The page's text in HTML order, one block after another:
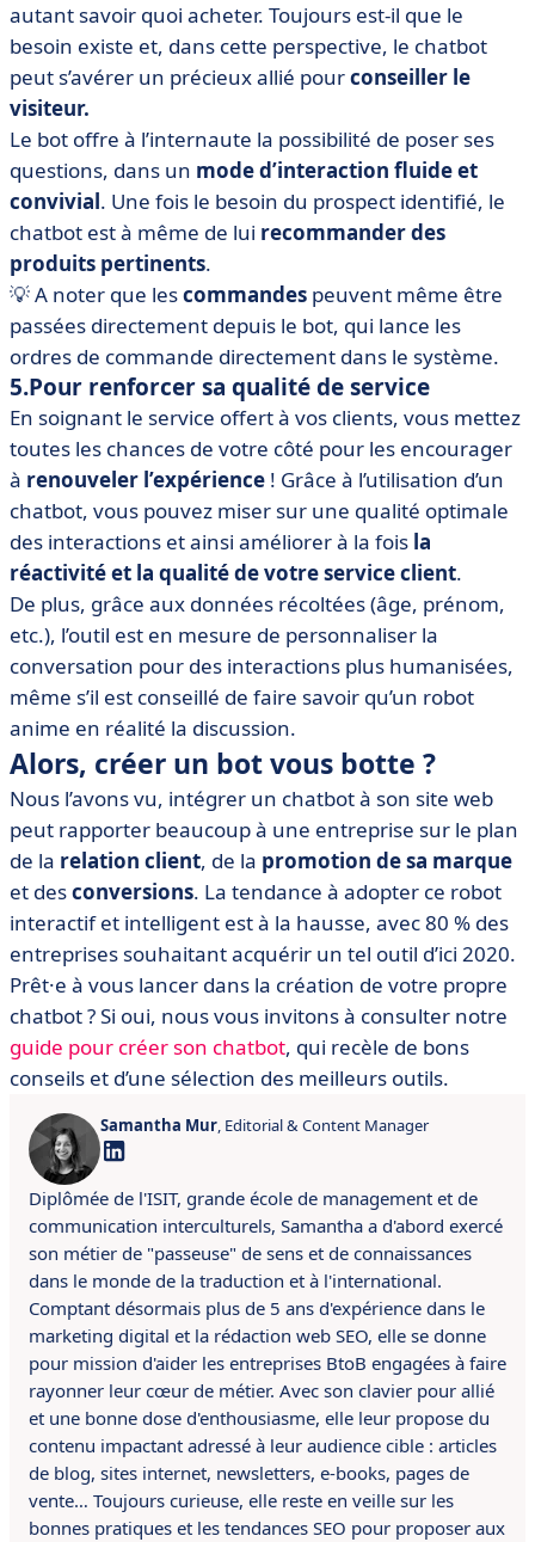
autant savoir quoi acheter. Toujours est-il que le
besoin existe et, dans cette perspective, le chatbot
peut s’avérer un précieux allié pourconseiller le
visiteur.
Le bot offre à l’internaute la possibilité de poser ses
questions, dans un mode d’interaction fluide et
convivial. Une fois le besoin du prospect identifié, le
chatbot est à même de lui recommander des
produits pertinents.
💡 A noter que lescommandes peuvent même être
passées directement depuis le bot, qui lance les
ordres de commande directement dans le système.
5.Pour renforcer sa qualité de service
En soignant le service offert à vos clients, vous mettez
toutes les chances de votre côté pour les encourager
à renouveler l’expérience ! Grâce à l’utilisation d’un
chatbot, vous pouvez miser sur une qualité optimale
des interactions et ainsi améliorer à la fois la
réactivité et la qualité de votre service client.
De plus, grâce aux données récoltées (âge, prénom,
etc.), l’outil est en mesure de personnaliser la
conversation pour des interactions plus humanisées,
même s’il est conseillé de faire savoir qu’un robot
anime en réalité la discussion.
Alors, créer un bot vous botte ?
Nous l’avons vu, intégrer un chatbot à son site web
peut rapporter beaucoup à une entreprise sur le plan
de la relation client, de la promotion de sa marque
et desconversions. La tendance à adopter ce robot
interactif et intelligent est à la hausse, avec 80 % des
entreprises souhaitant acquérir un tel outil d’ici 2020.
Prêt·e à vous lancer dans la création de votre propre
chatbot ? Si oui, nous vous invitons à consulter notre
guide pour créer son chatbot, qui recèle de bons
conseils et d’une sélection des meilleurs outils.
Samantha Mur, Editorial & Content Manager
Diplômée de l'ISIT, grande école de management et de
communication interculturels, Samantha a d'abord exercé
son métier de "passeuse" de sens et de connaissances
dans le monde de la traduction et à l'international.
Comptant désormais plus de 5 ans d'expérience dans le
marketing digital et la rédaction web SEO, elle se donne
pour mission d'aider les entreprises BtoB engagées à faire
rayonner leur cœur de métier. Avec son clavier pour allié
et une bonne dose d'enthousiasme, elle leur propose du
contenu impactant adressé à leur audience cible : articles
de blog, sites internet, newsletters, e-books, pages de
vente… Toujours curieuse, elle reste en veille sur les
bonnes pratiques et les tendances SEO pour proposer aux